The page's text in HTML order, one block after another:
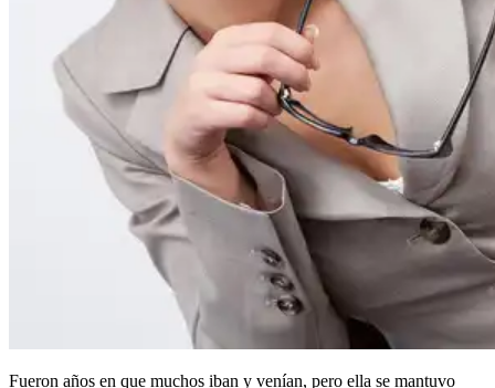
Fueron años en que muchos iban y venían, pero ella se mantuvo